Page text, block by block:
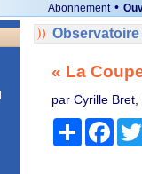
Abonnement •
« La
par Cyrille
Partager